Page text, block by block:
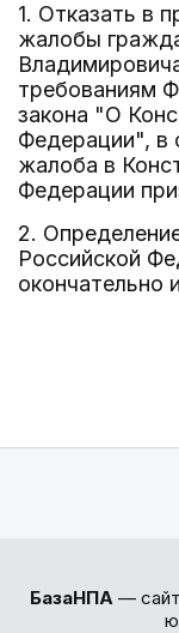
1. Отказать в
жалобы
требованиям
закона "О
Федерации", в
жалоба в
Федерации
2.
Российской
окончательно
БазаНПА —